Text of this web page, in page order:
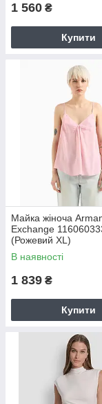
1 560 ₴
Купити
Майка жіноча
Exchange
(Рожевий XL)
В наявності
1 839 ₴
Купити